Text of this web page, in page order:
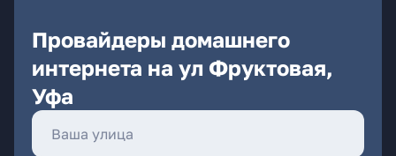
Провайдеры домашнего
интернета на ул Фруктовая,
Уфа